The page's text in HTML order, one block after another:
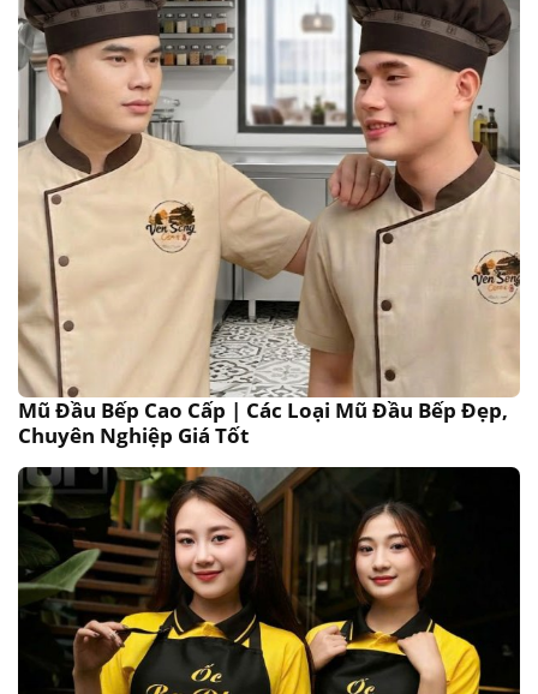
Mũ Đầu Bếp Cao Cấp | Các Loại Mũ Đầu Bếp Đẹp,
Chuyên Nghiệp Giá Tốt